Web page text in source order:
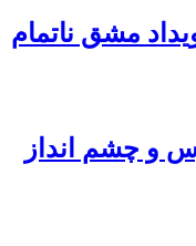
مشق ناتمام
و چشم انداز